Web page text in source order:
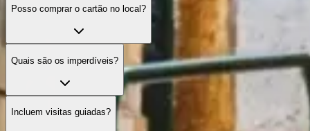
Posso comprar o cartão no local?
Quais são os imperdíveis?
Incluem visitas guiadas?